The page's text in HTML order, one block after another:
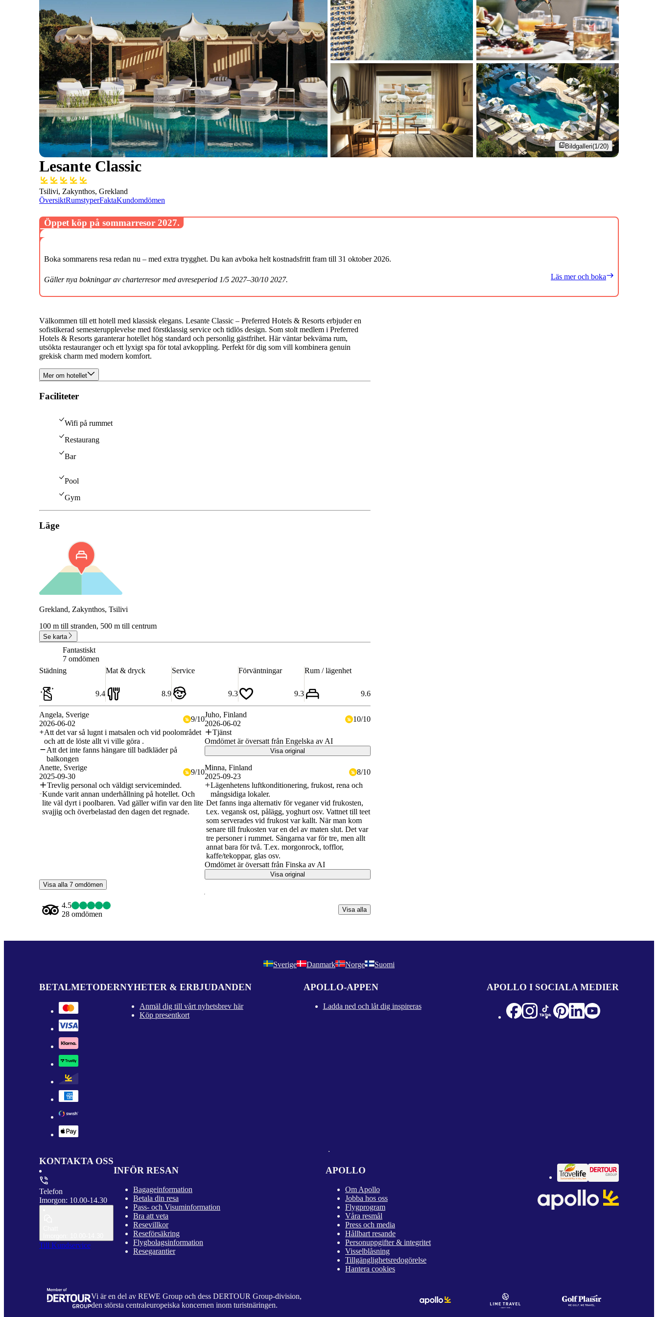
Bildgalleri(1/20)
Lesante Classic
Tsilivi, Zakynthos, Grekland
ÖversiktRumstyperFaktaKundomdömen
Välkommen till ett hotell med klassisk elegans. Lesante Classic – Preferred Hotels & Resorts erbjuder en
sofistikerad semesterupplevelse med förstklassig service och tidlös design. Som stolt medlem i Preferred
Hotels & Resorts garanterar hotellet hög standard och personlig gästfrihet. Här väntar bekväma rum,
utsökta restauranger och ett lyxigt spa för total avkoppling. Perfekt för dig som vill kombinera genuin
grekisk charm med modern komfort.
Mer om hotellet
Faciliteter
Wifi på rummet
Restaurang
Bar
Pool
Gym
Läge
Grekland, Zakynthos, Tsilivi
100 m till stranden, 500 m till centrum
Se karta
Fantastiskt
7 omdömen
Städning
9.4
Mat & dryck
8.9
Service
9.3
Förväntningar
9.3
Rum / lägenhet
9.6
Angela, Sverige
2026-06-02
9/10
Att det var så lugnt i matsalen och vid poolområdet
och att de löste allt vi ville göra .
Att det inte fanns hängare till badkläder på
balkongen
Juho, Finland
2026-06-02
10/10
Tjänst
Omdömet är översatt från Engelska av AI
Visa original
Anette, Sverige
2025-09-30
9/10
Trevlig personal och väldigt serviceminded.
Kunde varit annan underhållning på hotellet. Och
lite väl dyrt i poolbaren. Vad gäller wifin var den lite
svajjig och överbelastad den dagen det regnade.
Minna, Finland
2025-09-23
8/10
Lägenhetens luftkonditionering, frukost, rena och
mångsidiga lokaler.
Det fanns inga alternativ för veganer vid frukosten,
t.ex. vegansk ost, pålägg, yoghurt osv. Vattnet till teet
som serverades vid frukost var kallt. När man kom
senare till frukosten var en del av maten slut. Det var
tre personer i rummet. Sängarna var för tre, men allt
annat bara för två. T.ex. morgonrock, tofflor,
kaffe/tekoppar, glas osv.
Omdömet är översatt från Finska av AI
Visa original
Visa alla 7 omdömen
4.5
28 omdömen
Visa alla
Öppet köp på sommarresor 2027.
Boka sommarens resa redan nu – med extra trygghet. Du kan avboka helt kostnadsfritt fram till 31 oktober 2026.
Gäller nya bokningar av charterresor med avreseperiod 1/5 2027–30/10 2027. Läs mer och boka
Sverige Danmark Norge Suomi
BETALMETODERNYHETER & ERBJUDANDEN
Anmäl dig till vårt nyhetsbrev här
Köp presentkort
APOLLO-APPEN
Ladda ned och låt dig inspireras
APOLLO I SOCIALA MEDIER
KONTAKTA OSS
Telefon
Imorgon: 10.00-14.30
Till Kundservice
INFÖR RESAN
Bagageinformation
Betala din resa
Pass- och Visuminformation
Bra att veta
Resevillkor
Reseförsäkring
Flygbolagsinformation
Resegarantier
APOLLO
Om Apollo
Jobba hos oss
Flygprogram
Våra resmål
Press och media
Hållbart resande
Personuppgifter & integritet
Visselblåsning
Tillgänglighetsredogörelse
Hantera cookies
Vi är en del av REWE Group och dess DERTOUR Group-division,
den största centraleuropeiska koncernen inom turistnäringen.